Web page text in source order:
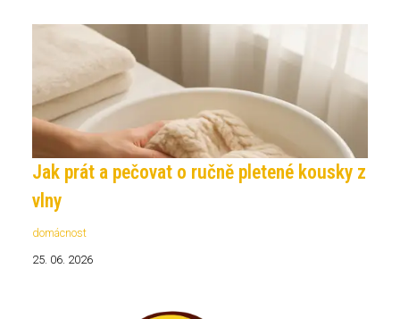
Jak prát a pečovat o ručně pletené kousky z
vlny
domácnost
25. 06. 2026